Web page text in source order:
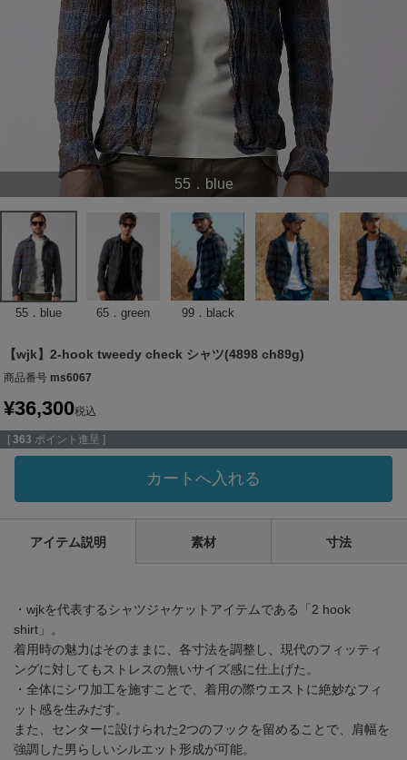
55．blue
55．blue 65．green 99．black
【wjk】2-hook tweedy check シャツ(4898 ch89g)
商品番号 ms6067
¥36,300税込
[ 363 ポイント進呈 ]
カートへ入れる
アイテム説明 素材 寸法
・wjkを代表するシャツジャケットアイテムである「2 hook
shirt」。
着用時の魅力はそのままに、各寸法を調整し、現代のフィッティ
ングに対してもストレスの無いサイズ感に仕上げた。
・全体にシワ加工を施すことで、着用の際ウエストに絶妙なフィ
ット感を生みだす。
また、センターに設けられた2つのフックを留めることで、肩幅を
強調した男らしいシルエット形成が可能。